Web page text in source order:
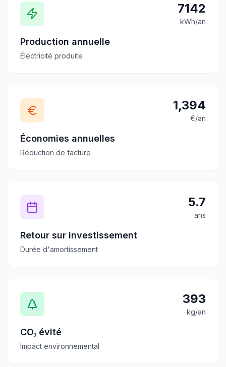
7142
kWh/an
Production annuelle
Électricité produite
1,394
€/an
Économies annuelles
Réduction de facture
5.7
ans
Retour sur investissement
Durée d'amortissement
393
kg/an
CO₂ évité
Impact environnemental